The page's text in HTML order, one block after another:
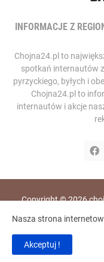
INFORMACJE Z
Chojna24.pl to
spotkań internautów
pyrzyckiego, byłych i
Chojna24.pl to
internautów i akcje
Copyright ©2026
Nasza strona
Akceptuj !